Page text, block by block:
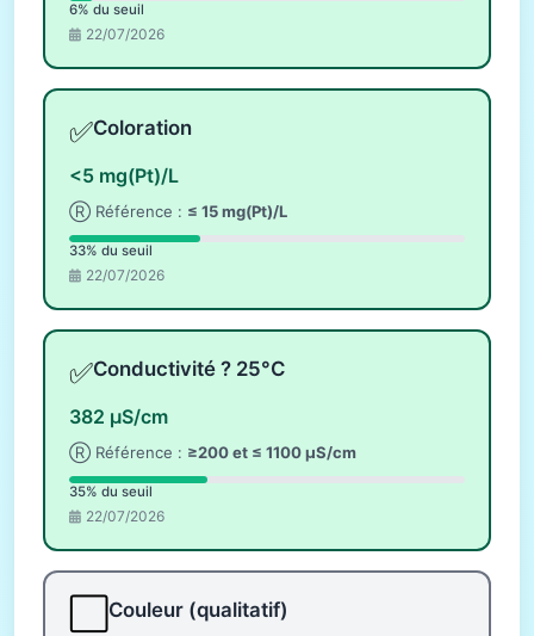
6% du seuil
22/07/2026
✅Coloration
<5 mg(Pt)/L
Ⓡ Référence : ≤ 15 mg(Pt)/L
33% du seuil
22/07/2026
✅Conductivité ? 25°C
382 µS/cm
Ⓡ Référence : ≥200 et ≤ 1100 µS/cm
35% du seuil
22/07/2026
Couleur (qualitatif)